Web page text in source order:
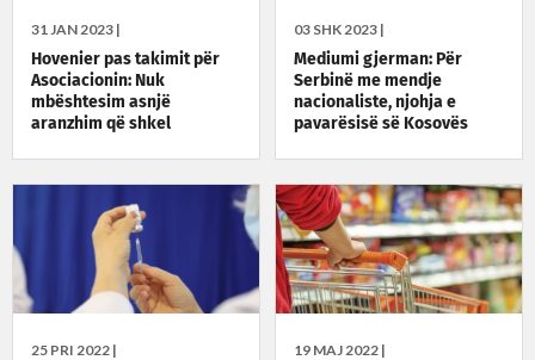
03 SHK 2023 |
Mediumi gjerman: Për
Serbinë me mendje
nacionaliste, njohja e
pavarësisë së Kosovës
31 JAN 2023 |
Hovenier pas takimit për
Asociacionin: Nuk
mbështesim asnjë
aranzhim që shkel
19 MAJ 2022 |
25 PRI 2022 |